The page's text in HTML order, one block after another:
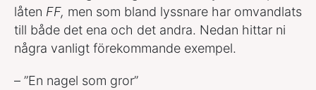
låten FF, men som bland lyssnare har omvandlats
till både det ena och det andra. Nedan hittar ni
några vanligt förekommande exempel.
– ”En nagel som gror”